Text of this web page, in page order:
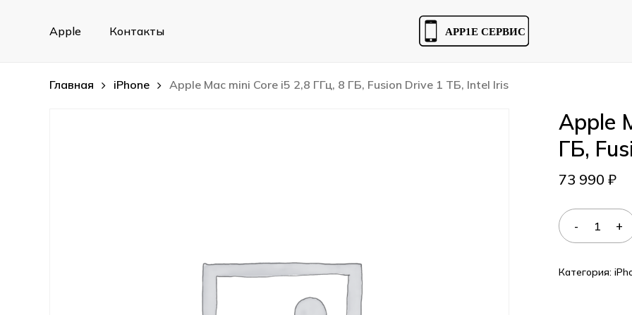
Apple Контакты
Главная iPhone Apple Mac mini Core i5 2,8 ГГц, 8 ГБ, Fusion Drive 1 TБ, Intel Iris
Apple
ГБ,
73 990₽
Категория: